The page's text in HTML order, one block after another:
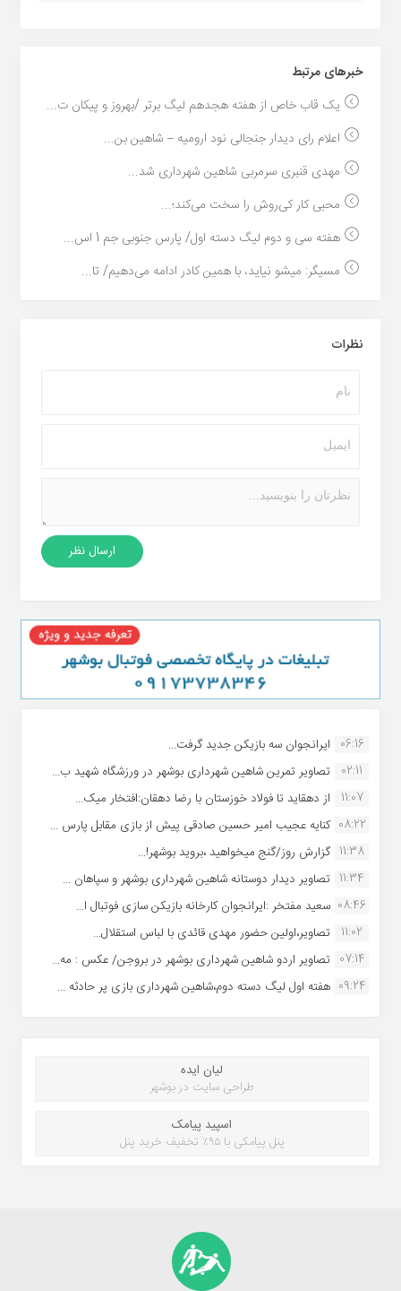
خبر‌های مرتبط
یک قاب خاص از هفته هجدهم لیگ برتر /بهروز و پیکان ت...
اعلام رای دیدار جنجالی نود ارومیه – شاهین بن...
مهدی قنبری سرمربی شاهین شهرداری شد...
محبی کار کی‌روش را سخت می‌کند؛...
هفته سی و دوم لیگ دسته اول/ پارس جنوبی جم 1 اس...
مسیگر‌: میشو نیاید، با همین کادر ادامه می‌دهیم/ تا...
نظرات
06:16 ایرانجوان سه بازیکن جدید گرفت...
02:11
تصاویر تمرین شاهین شهردارى بوشهر در ورزشگاه شهید ب...
11:07
از دهقاید تا فولاد خوزستان با رضا دهقان:افتخار میک...
08:22 کنایه عجیب امیر حسین صادقی پیش از بازی مقابل پارس ...
11:38 گزارش روز/گنج میخواهید ،بروید بوشهر!...
11:34 تصاویر دیدار دوستانه شاهین شهردارى بوشهر و سپاهان ...
08:46 سعید مفتخر :ایرانجوان کارخانه بازیکن سازی فوتبال ا...
11:02
تصاویر،اولین حضور مهدی قائدی با لباس استقلال...
07:14 تصاویر اردو شاهین شهرداری بوشهر در بروجن/ عکس : مه...
09:24 هفته اول لیگ دسته دوم،شاهین شهرداری بازی پر حادثه ...
لیان ایده
طراحی سایت در بوشهر
اسپید پیامک
پنل پیامکی با ۹۵٪ تخفیف خرید پنل